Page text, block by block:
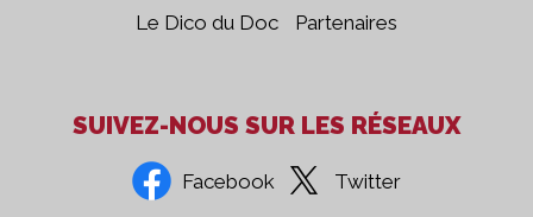
Le Dico du Doc Partenaires
SUIVEZ-NOUS SUR LES RÉSEAUX
Facebook Twitter